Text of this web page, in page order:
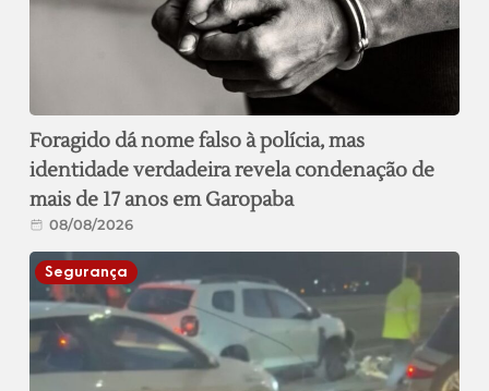
Foragido dá nome falso à polícia, mas
identidade verdadeira revela condenação de
mais de 17 anos em Garopaba
08/08/2026
Segurança